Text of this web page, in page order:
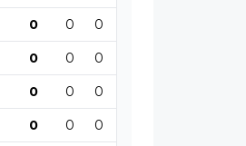
0 0 0
0 0 0
0 0 0
0 0 0